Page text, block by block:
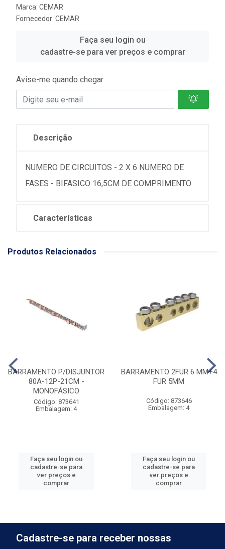
Marca: CEMAR
Fornecedor: CEMAR
Faça seu login ou
cadastre-se para ver preços e comprar
Avise-me quando chegar
Descrição
NUMERO DE CIRCUITOS - 2 X 6 NUMERO DE
FASES - BIFASICO 16,5CM DE COMPRIMENTO
Características
Produtos Relacionados
BARRAMENTO P/DISJUNTOR
80A-12P-21CM -
MONOFÁSICO
Código: 873641
Embalagem: 4
Faça seu login ou
cadastre-se para
ver preços e
comprar
BARRAMENTO 2FUR 6 MM+4
FUR 5MM
Código: 873646
Embalagem: 4
Faça seu login ou
cadastre-se para
ver preços e
comprar
Cadastre-se para receber nossas